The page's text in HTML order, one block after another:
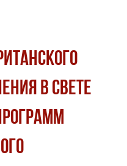
В СВЕТЕ